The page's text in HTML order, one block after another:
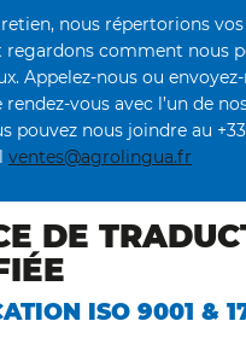
nous répertorions
comment nous
Appelez-nous ou
vous avec l’un de
pouvez nous joindre au
ventes@agrolingua.fr
DE
ISO 9001 &